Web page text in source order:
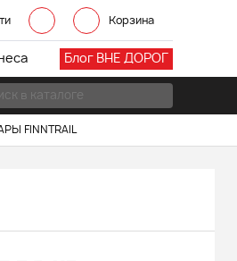
Корзина
Блог ВНЕ ДОРОГ
FINNTRAIL